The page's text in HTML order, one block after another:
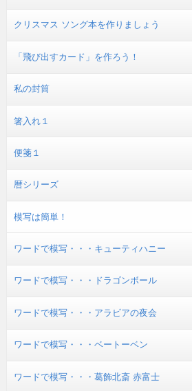
クリスマス ソング本を作りましょう
「飛び出すカード」を作ろう！
私の封筒
箸入れ１
便箋１
暦シリーズ
模写は簡単！
ワードで模写・・・キューティハニー
ワードで模写・・・ドラゴンボール
ワードで模写・・・アラビアの夜会
ワードで模写・・・ベートーベン
ワードで模写・・・葛飾北斎 赤富士